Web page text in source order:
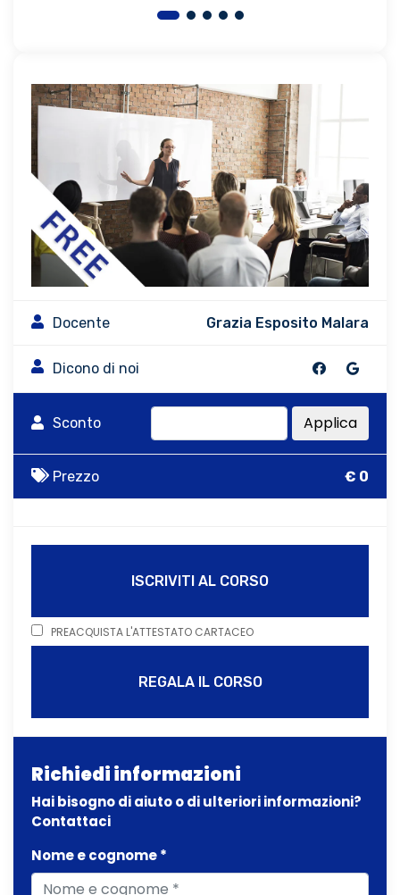
Docente Grazia Esposito Malara
Dicono di noi
Sconto Applica
Prezzo € 0
ISCRIVITI AL CORSO
PREACQUISTA L'ATTESTATO CARTACEO
REGALA IL CORSO
Richiedi informazioni
Hai bisogno di aiuto o di ulteriori informazioni?
Contattaci
Nome e cognome *